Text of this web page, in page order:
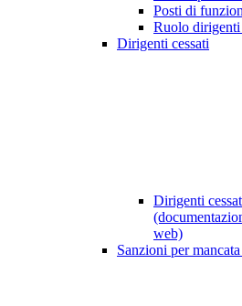
Posti di
Ruolo dirigenti
Dirigenti cessati
Dirigenti
web)
Sanzioni per